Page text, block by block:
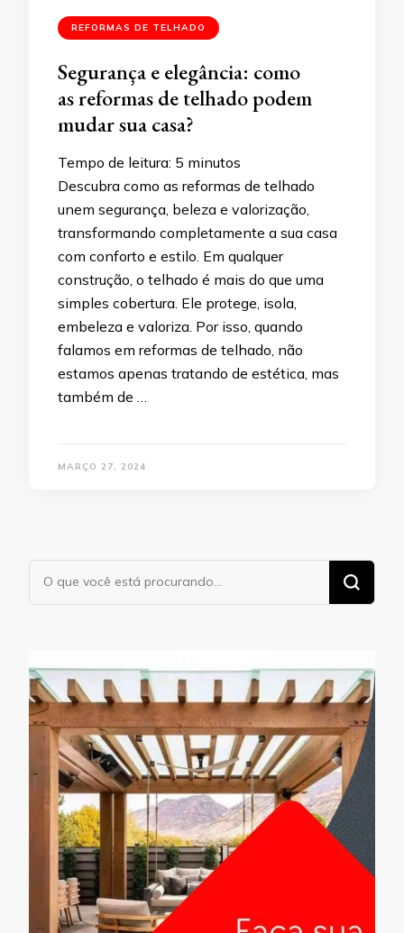
REFORMAS DE TELHADO
Segurança e elegância: como
as reformas de telhado podem
mudar sua casa?
Tempo de leitura: 5 minutos
Descubra como as reformas de telhado
unem segurança, beleza e valorização,
transformando completamente a sua casa
com conforto e estilo. Em qualquer
construção, o telhado é mais do que uma
simples cobertura. Ele protege, isola,
embeleza e valoriza. Por isso, quando
falamos em reformas de telhado, não
estamos apenas tratando de estética, mas
também de …
MARÇO 27, 2024